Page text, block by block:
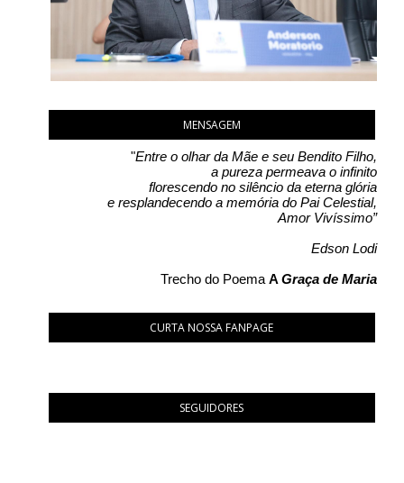
MENSAGEM
"Entre o olhar da Mãe e seu Bendito Filho,
a pureza permeava o infinito
florescendo no silêncio da eterna glória
e resplandecendo a memória do Pai Celestial,
Amor Vivíssimo”
Edson Lodi
Trecho do Poema A Graça de Maria
CURTA NOSSA FANPAGE
SEGUIDORES